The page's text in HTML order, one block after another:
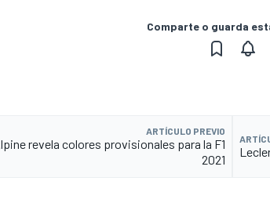
Comparte o guarda
ARTÍCULO PREVIO
revela colores provisionales para la F1
2021